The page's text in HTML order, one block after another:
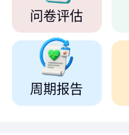
问卷评估
周期报告